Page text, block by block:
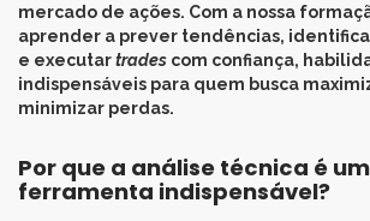
mercado de ações. Com a nossa
aprender a prever tendências,
e executartrades com confiança,
indispensáveis para quem busca
minimizar perdas.
Por que a análise técnica é
ferramenta indispensável?